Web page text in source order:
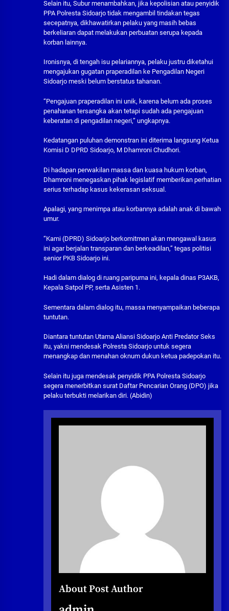
Selain itu, Subur menambahkan, jika kepolisian atau penyidik
PPA Polresta Sidoarjo tidak mengambil tindakan tegas
secepatnya, dikhawatirkan pelaku yang masih bebas
berkeliaran dapat melakukan perbuatan serupa kepada
korban lainnya.
Ironisnya, di tengah isu pelariannya, pelaku justru diketahui
mengajukan gugatan praperadilan ke Pengadilan Negeri
Sidoarjo meski belum berstatus tahanan.
“Pengajuan praperadilan ini unik, karena belum ada proses
penahanan tersangka akan tetapi sudah ada pengajuan
keberatan di pengadilan negeri,” ungkapnya.
​Kedatangan puluhan demonstran ini diterima langsung Ketua
Komisi D DPRD Sidoarjo, M Dhamroni Chudhori.
​Di hadapan perwakilan massa dan kuasa hukum korban,
Dhamroni menegaskan pihak legislatif memberikan perhatian
serius terhadap kasus kekerasan seksual.
Apalagi, yang menimpa atau korbannya adalah anak di bawah
umur.
“Kami (DPRD) Sidoarjo berkomitmen akan mengawal kasus
ini agar berjalan transparan dan berkeadilan,” tegas politisi
senior PKB Sidoarjo ini.
Hadi dalam dialog di ruang paripurna ini, kepala dinas P3AKB,
Kepala Satpol PP, serta Asisten 1.
Sementara dalam dialog itu, massa menyampaikan beberapa
tuntutan.
Diantara tuntutan Utama Aliansi Sidoarjo Anti Predator Seks
itu, yakni mendesak Polresta Sidoarjo untuk segera
menangkap dan menahan oknum dukun ketua padepokan itu.
Selain itu juga mendesak penyidik PPA Polresta Sidoarjo
segera menerbitkan surat Daftar Pencarian Orang (DPO) jika
pelaku terbukti melarikan diri. (Abidin)
About Post Author